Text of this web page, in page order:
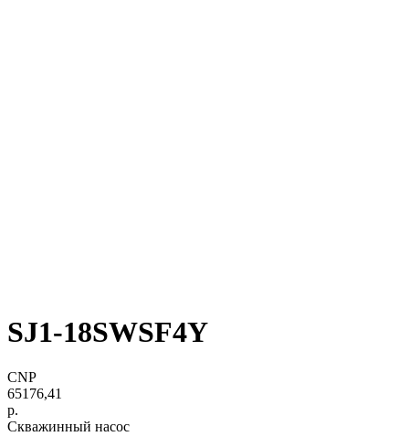
SJ1-18SWSF4Y
CNP
65176,41
р.
Скважинный насос